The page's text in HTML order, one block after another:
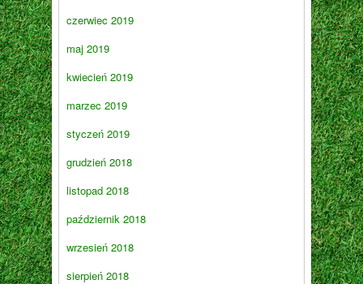
czerwiec 2019
maj 2019
kwiecień 2019
marzec 2019
styczeń 2019
grudzień 2018
listopad 2018
październik 2018
wrzesień 2018
sierpień 2018